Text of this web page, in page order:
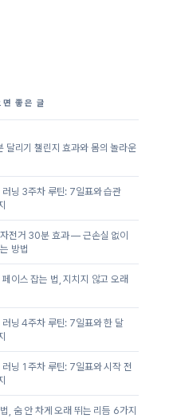
면 좋은 글
달리기 챌린지 효과와 몸의 놀라운
러닝 3주차 루틴: 7일표와 습관
전거 30분 효과 — 근손실 없이
방법
페이스 잡는 법, 지치지 않고 오래
러닝 4주차 루틴: 7일표와 한 달
러닝 1주차 루틴: 7일표와 시작 전
, 숨 안 차게 오래 뛰는 리듬 6가지